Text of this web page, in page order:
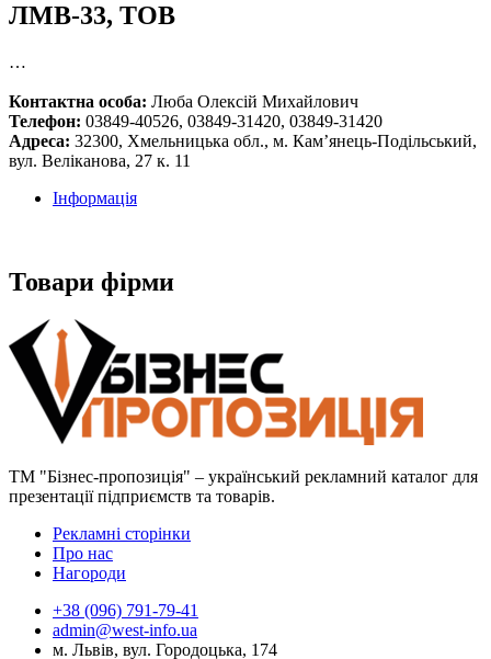
ЛМВ-33, ТОВ
…
Контактна особа: Люба Олексій Михайлович
Телефон: 03849-40526, 03849-31420, 03849-31420
Адреса: 32300, Хмельницька обл., м. Кам’янець-Подільський,
вул. Веліканова, 27 к. 11
Інформація
Товари фірми
ТМ "Бізнес-пропозиція" – український рекламний каталог для
презентації підприємств та товарів.
Рекламні сторінки
Про нас
Нагороди
+38 (096) 791-79-41
admin@west-info.ua
м. Львів, вул. Городоцька, 174